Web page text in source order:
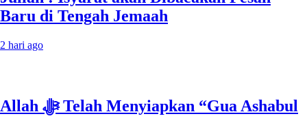
Baru di Tengah Jemaah
2 hari ago
Allah ﷻ Telah Menyiapkan “Gua Ashabul